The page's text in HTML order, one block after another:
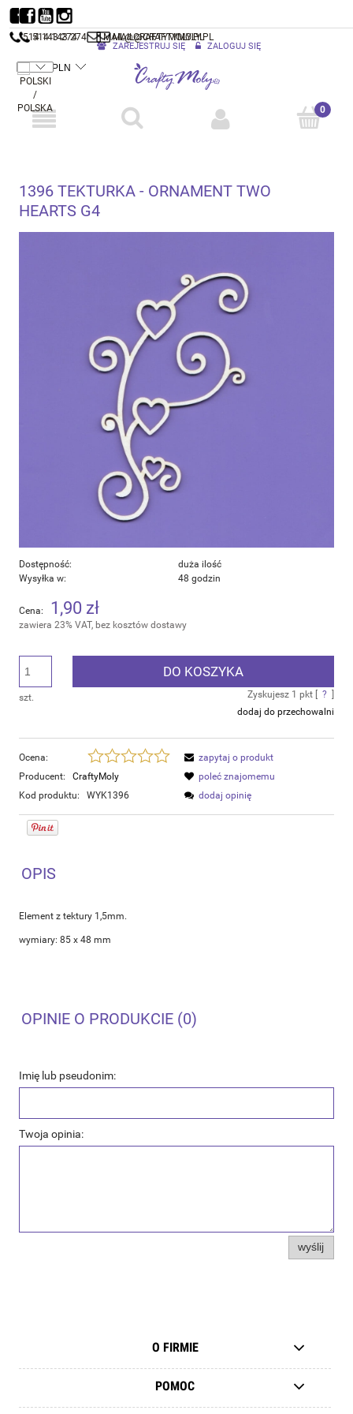
514 143 274 MAIL@CRAFTYMOLY.PL
ZAREJESTRUJ SIĘ ZALOGUJ SIĘ
514 143 274 MAIL@CRAFTYMOLY.PL
1396 TEKTURKA - ORNAMENT TWO
HEARTS G4
Dostępność:
duża ilość
Wysyłka w:
48 godzin
Cena: 1,90 zł
zawiera 23% VAT, bez kosztów dostawy
szt.
DO KOSZYKA
Zyskujesz 1 pkt [ ? ]
dodaj do przechowalni
Ocena:
Producent:
CraftyMoly
Kod produktu:
WYK1396
zapytaj o produkt
poleć znajomemu
dodaj opinię
OPIS
Element z tektury 1,5mm.
wymiary: 85 x 48 mm
OPINIE O PRODUKCIE (0)
Imię lub pseudonim:
Twoja opinia:
wyślij
O FIRMIE
POMOC